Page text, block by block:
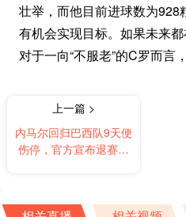
壮举，而他目前进球数为928
有机会实现目标。如果未来
对于一向“不服老”的C罗而言
上一篇 >
内马尔回归巴西队9天便
伤停，官方宣布退赛，